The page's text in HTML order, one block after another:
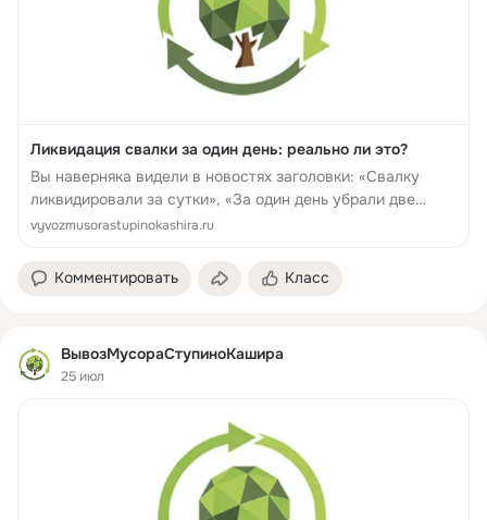
Ликвидация свалки за один день: реально ли это?
Вы наверняка видели в новостях заголовки: «Свалку
ликвидировали за сутки», «За один день убрали две
свалки», «Мусор вывезли за 4 часа». И, возможно,
сл...
vyvozmusorastupinokashira.ru
Комментировать Класс
ВывозМусораСтупиноКашира
25 июл